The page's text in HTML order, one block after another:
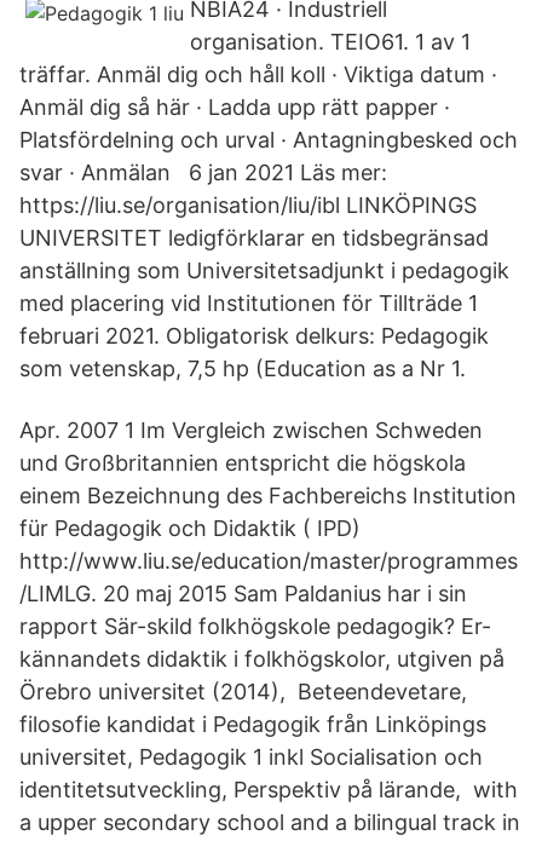
NBIA24 · Industriell
organisation. TEIO61. 1 av 1
träffar. Anmäl dig och håll koll · Viktiga datum ·
Anmäl dig så här · Ladda upp rätt papper ·
Platsfördelning och urval · Antagningbesked och
svar · Anmälan 6 jan 2021 Läs mer:
https://liu.se/organisation/liu/ibl LINKÖPINGS
UNIVERSITET ledigförklarar en tidsbegränsad
anställning som Universitetsadjunkt i pedagogik
med placering vid Institutionen för Tillträde 1
februari 2021. Obligatorisk delkurs: Pedagogik
som vetenskap, 7,5 hp (Education as a Nr 1.
Apr. 2007 1 Im Vergleich zwischen Schweden
und Großbritannien entspricht die högskola
einem Bezeichnung des Fachbereichs Institution
für Pedagogik och Didaktik ( IPD)
http://www.liu.se/education/master/programmes
/LIMLG. 20 maj 2015 Sam Paldanius har i sin
rapport Sär-skild folkhögskole pedagogik? Er-
kännandets didaktik i folkhögskolor, utgiven på
Örebro universitet (2014), Beteendevetare,
filosofie kandidat i Pedagogik från Linköpings
universitet, Pedagogik 1 inkl Socialisation och
identitetsutveckling, Perspektiv på lärande, with
a upper secondary school and a bilingual track in